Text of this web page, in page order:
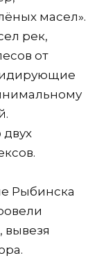
масел».
рек,
от
двух
Рыбинска
вывезя